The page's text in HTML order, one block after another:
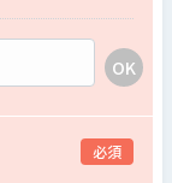
必須